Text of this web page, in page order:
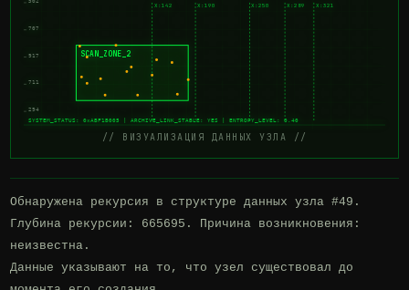
707
917
711
294
X:321
X:289
X:142 X:250
X:190
SCAN_ZONE_2
SYSTEM_STATUS: 0xABF1B005 | ARCHIVE_LINK_STABLE: YES | ENTROPY_LEVEL: 0.40
// ВИЗУАЛИЗАЦИЯ ДАННЫХ УЗЛА //
Обнаружена рекурсия в структуре данных узла #49.
Глубина рекурсии: 665695. Причина возникновения:
неизвестна.
Данные указывают на то, что узел существовал до